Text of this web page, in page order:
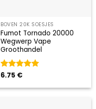
BOVEN 20K SOESJES
Fumot Tornado 20000
Wegwerp Vape
Groothandel
Gewaardeerd
6.75 €